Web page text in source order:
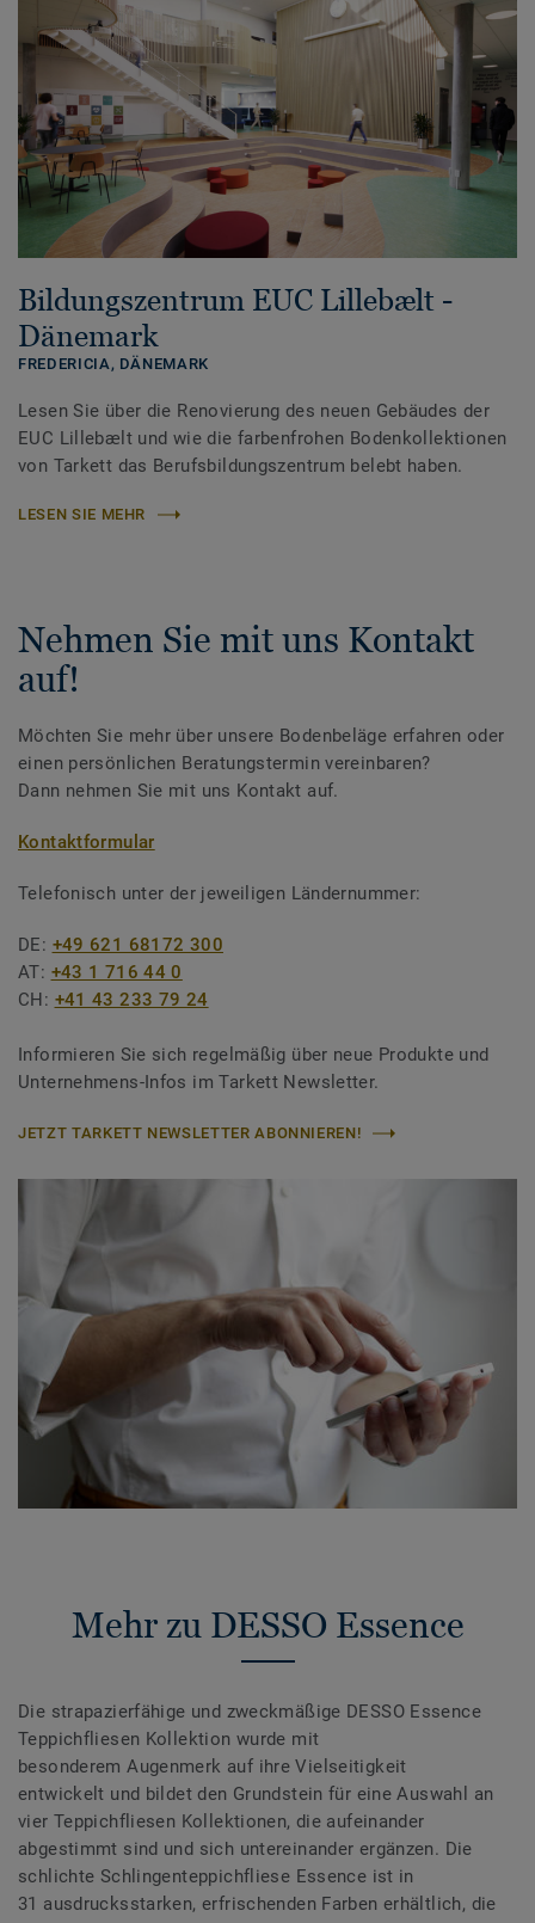
Bildungszentrum EUC Lillebælt -
Dänemark
FREDERICIA, DÄNEMARK
Lesen Sie über die Renovierung des neuen Gebäudes der
EUC Lillebælt und wie die farbenfrohen Bodenkollektionen
von Tarkett das Berufsbildungszentrum belebt haben.
LESEN SIE MEHR
Nehmen Sie mit uns Kontakt
auf!
Möchten Sie mehr über unsere Bodenbeläge erfahren oder
einen persönlichen Beratungstermin vereinbaren?
Dann nehmen Sie mit uns Kontakt auf.
Kontaktformular
Telefonisch unter der jeweiligen Ländernummer:
DE: +49 621 68172 300
AT: +43 1 716 44 0
CH: +41 43 233 79 24
Informieren Sie sich regelmäßig über neue Produkte und
Unternehmens-Infos im Tarkett Newsletter.
JETZT TARKETT NEWSLETTER ABONNIEREN!
Mehr zu DESSO Essence
Die strapazierfähige und zweckmäßige DESSO Essence
Teppichfliesen Kollektion wurde mit
besonderem Augenmerk auf ihre Vielseitigkeit
entwickelt und bildet den Grundstein für eine Auswahl an
vier Teppichfliesen Kollektionen, die aufeinander
abgestimmt sind und sich untereinander ergänzen. Die
schlichte Schlingenteppichfliese Essence ist in
31 ausdrucksstarken, erfrischenden Farben erhältlich, die